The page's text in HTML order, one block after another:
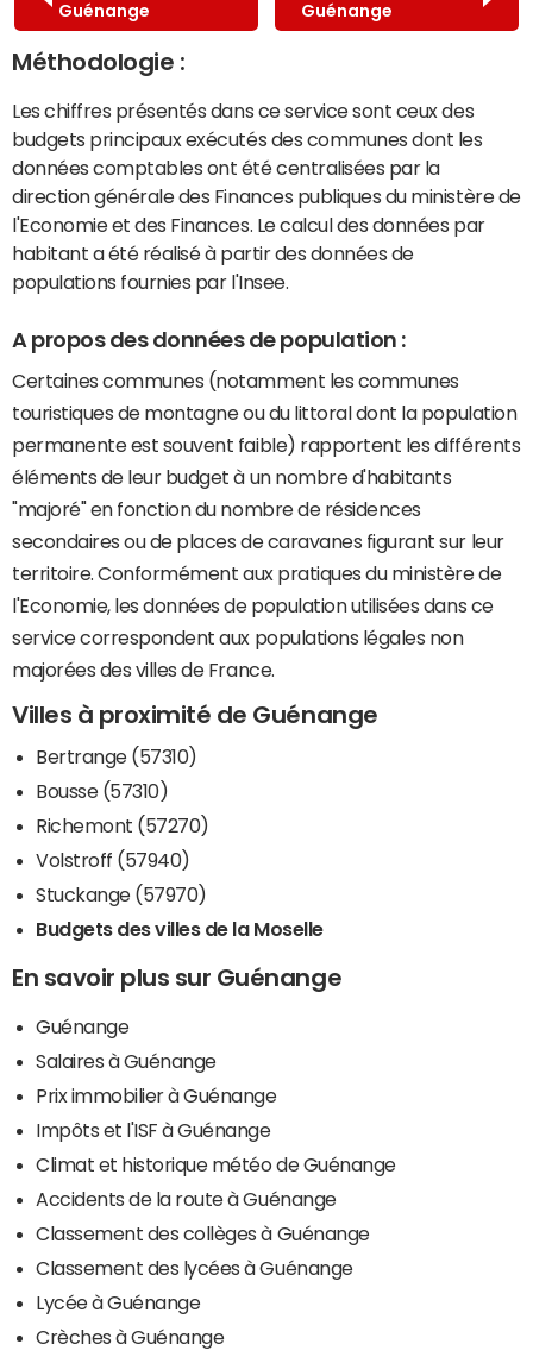
Guénange
Guénange
Méthodologie :
Les chiffres présentés dans ce service sont ceux des
budgets principaux exécutés des communes dont les
données comptables ont été centralisées par la
direction générale des Finances publiques du ministère de
l'Economie et des Finances. Le calcul des données par
habitant a été réalisé à partir des données de
populations fournies par l'Insee.
A propos des données de population :
Certaines communes (notamment les communes
touristiques de montagne ou du littoral dont la population
permanente est souvent faible) rapportent les différents
éléments de leur budget à un nombre d'habitants
"majoré" en fonction du nombre de résidences
secondaires ou de places de caravanes figurant sur leur
territoire. Conformément aux pratiques du ministère de
l'Economie, les données de population utilisées dans ce
service correspondent aux populations légales non
majorées des villes de France.
Villes à proximité de Guénange
Bertrange (57310)
Bousse (57310)
Richemont (57270)
Volstroff (57940)
Stuckange (57970)
Budgets des villes de la Moselle
En savoir plus sur Guénange
Guénange
Salaires à Guénange
Prix immobilier à Guénange
Impôts et l'ISF à Guénange
Climat et historique météo de Guénange
Accidents de la route à Guénange
Classement des collèges à Guénange
Classement des lycées à Guénange
Lycée à Guénange
Crèches à Guénange